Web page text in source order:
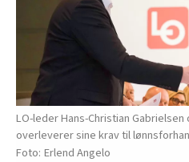
LO-leder Hans-Christian
overleverer sine krav til
Erlend Angelo